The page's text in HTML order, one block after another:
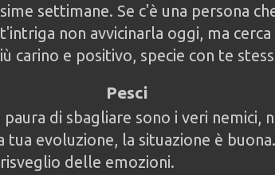
settimane. Se c'è una persona
non avvicinarla oggi, ma cerca
carino e positivo, specie con te
Pesci
paura di sbagliare sono i veri nemici,
tua evoluzione, la situazione è
delle emozioni.